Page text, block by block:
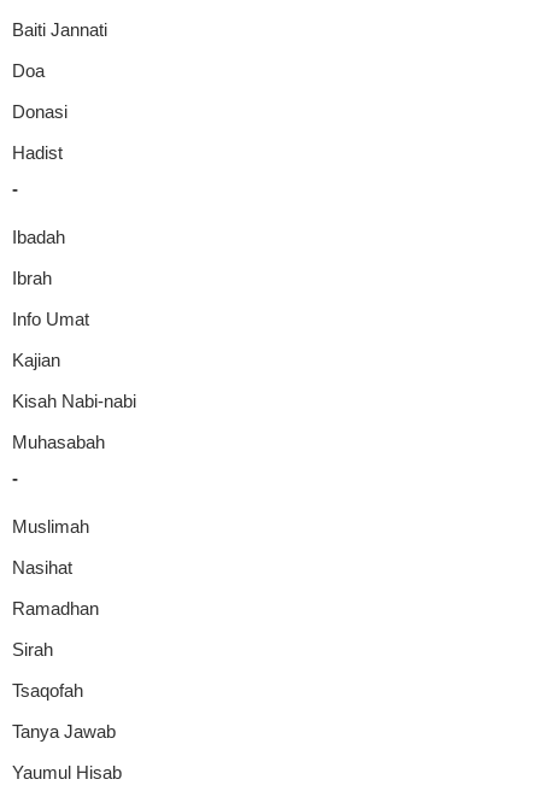
Baiti Jannati
Doa
Donasi
Hadist
-
Ibadah
Ibrah
Info Umat
Kajian
Kisah Nabi-nabi
Muhasabah
-
Muslimah
Nasihat
Ramadhan
Sirah
Tsaqofah
Tanya Jawab
Yaumul Hisab